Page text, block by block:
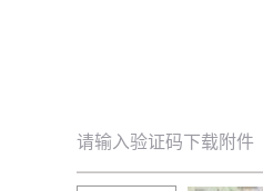
请输入验证码下载附件